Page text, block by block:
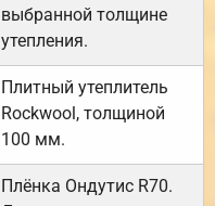
выбранной толщине
утепления.
Плитный утеплитель
Rockwool, толщиной
100 мм.
Плёнка Ондутис R70.